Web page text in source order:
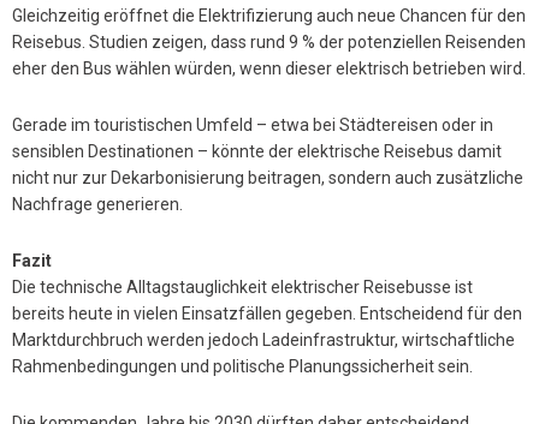
Gleichzeitig eröffnet die Elektrifizierung auch neue Chancen für den
Reisebus. Studien zeigen, dass rund 9 % der potenziellen Reisenden
eher den Bus wählen würden, wenn dieser elektrisch betrieben wird.
Gerade im touristischen Umfeld – etwa bei Städtereisen oder in
sensiblen Destinationen – könnte der elektrische Reisebus damit
nicht nur zur Dekarbonisierung beitragen, sondern auch zusätzliche
Nachfrage generieren.
Fazit
Die technische Alltagstauglichkeit elektrischer Reisebusse ist
bereits heute in vielen Einsatzfällen gegeben. Entscheidend für den
Marktdurchbruch werden jedoch Ladeinfrastruktur, wirtschaftliche
Rahmenbedingungen und politische Planungssicherheit sein.